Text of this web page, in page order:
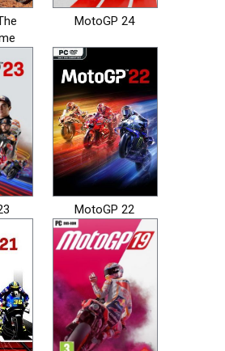
MotoGP 24
MotoGP 22